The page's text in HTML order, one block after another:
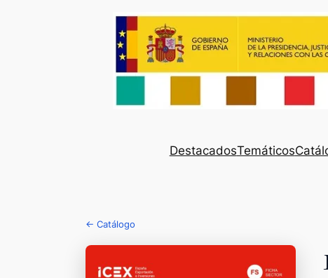
DestacadosTemáticos
← Catálogo